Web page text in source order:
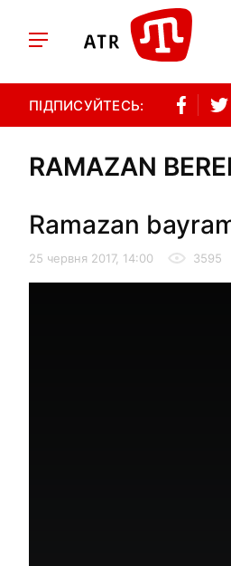
ПІДПИСУЙТЕСЬ:
RAMAZAN
Ramazan
25 червня 2017, 14:00 3595